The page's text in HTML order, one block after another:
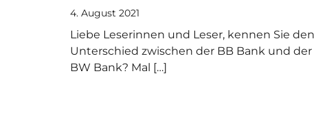
4. August 2021
Liebe Leserinnen und Leser, kennen Sie den
Unterschied zwischen der BB Bank und der
BW Bank? Mal […]